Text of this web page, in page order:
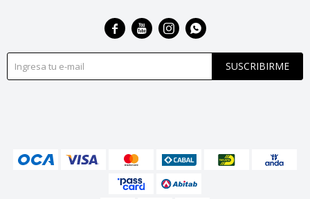
SUSCRIBIRME
   